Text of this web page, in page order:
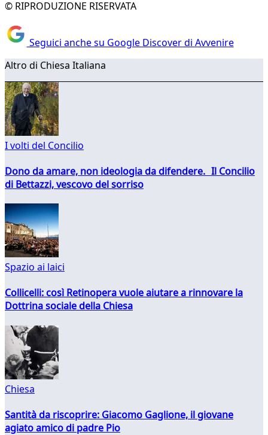
© RIPRODUZIONE RISERVATA
Seguici anche su Google Discover di Avvenire
Altro di Chiesa Italiana
I volti del Concilio
Dono da amare, non ideologia da difendere. Il Concilio
di Bettazzi, vescovo del sorriso
Spazio ai laici
Collicelli: così Retinopera vuole aiutare a rinnovare la
Dottrina sociale della Chiesa
Chiesa
Santità da riscoprire: Giacomo Gaglione, il giovane
agiato amico di padre Pio